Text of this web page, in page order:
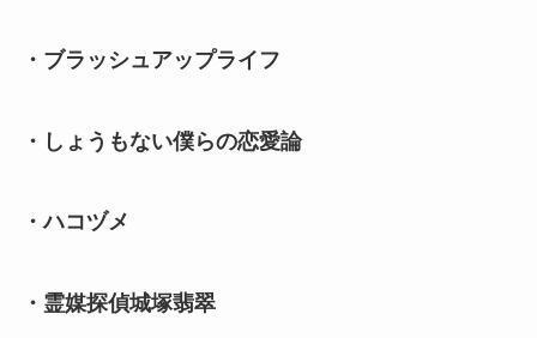
・ブラッシュアップライフ
・しょうもない僕らの恋愛論
・ハコヅメ
・霊媒探偵城塚翡翠